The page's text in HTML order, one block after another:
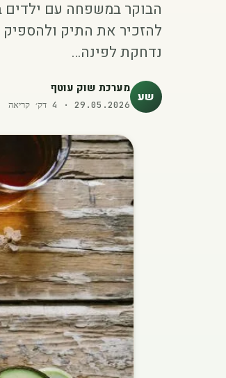
הבוקר במשפחה עם ילדים
להזכיר את התיק ולהספיק
נדחקת לפינה…
שע מערכת שוק עוטף
29.05.2026
·
4 דק׳ קריאה